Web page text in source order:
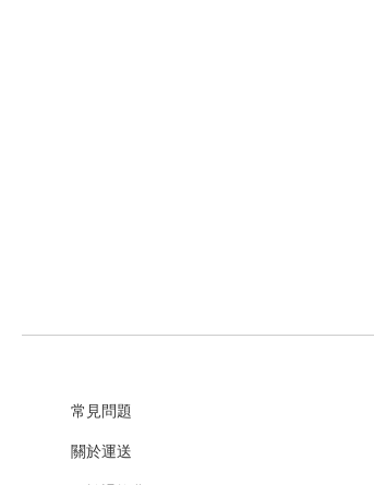
常見問題
關於運送